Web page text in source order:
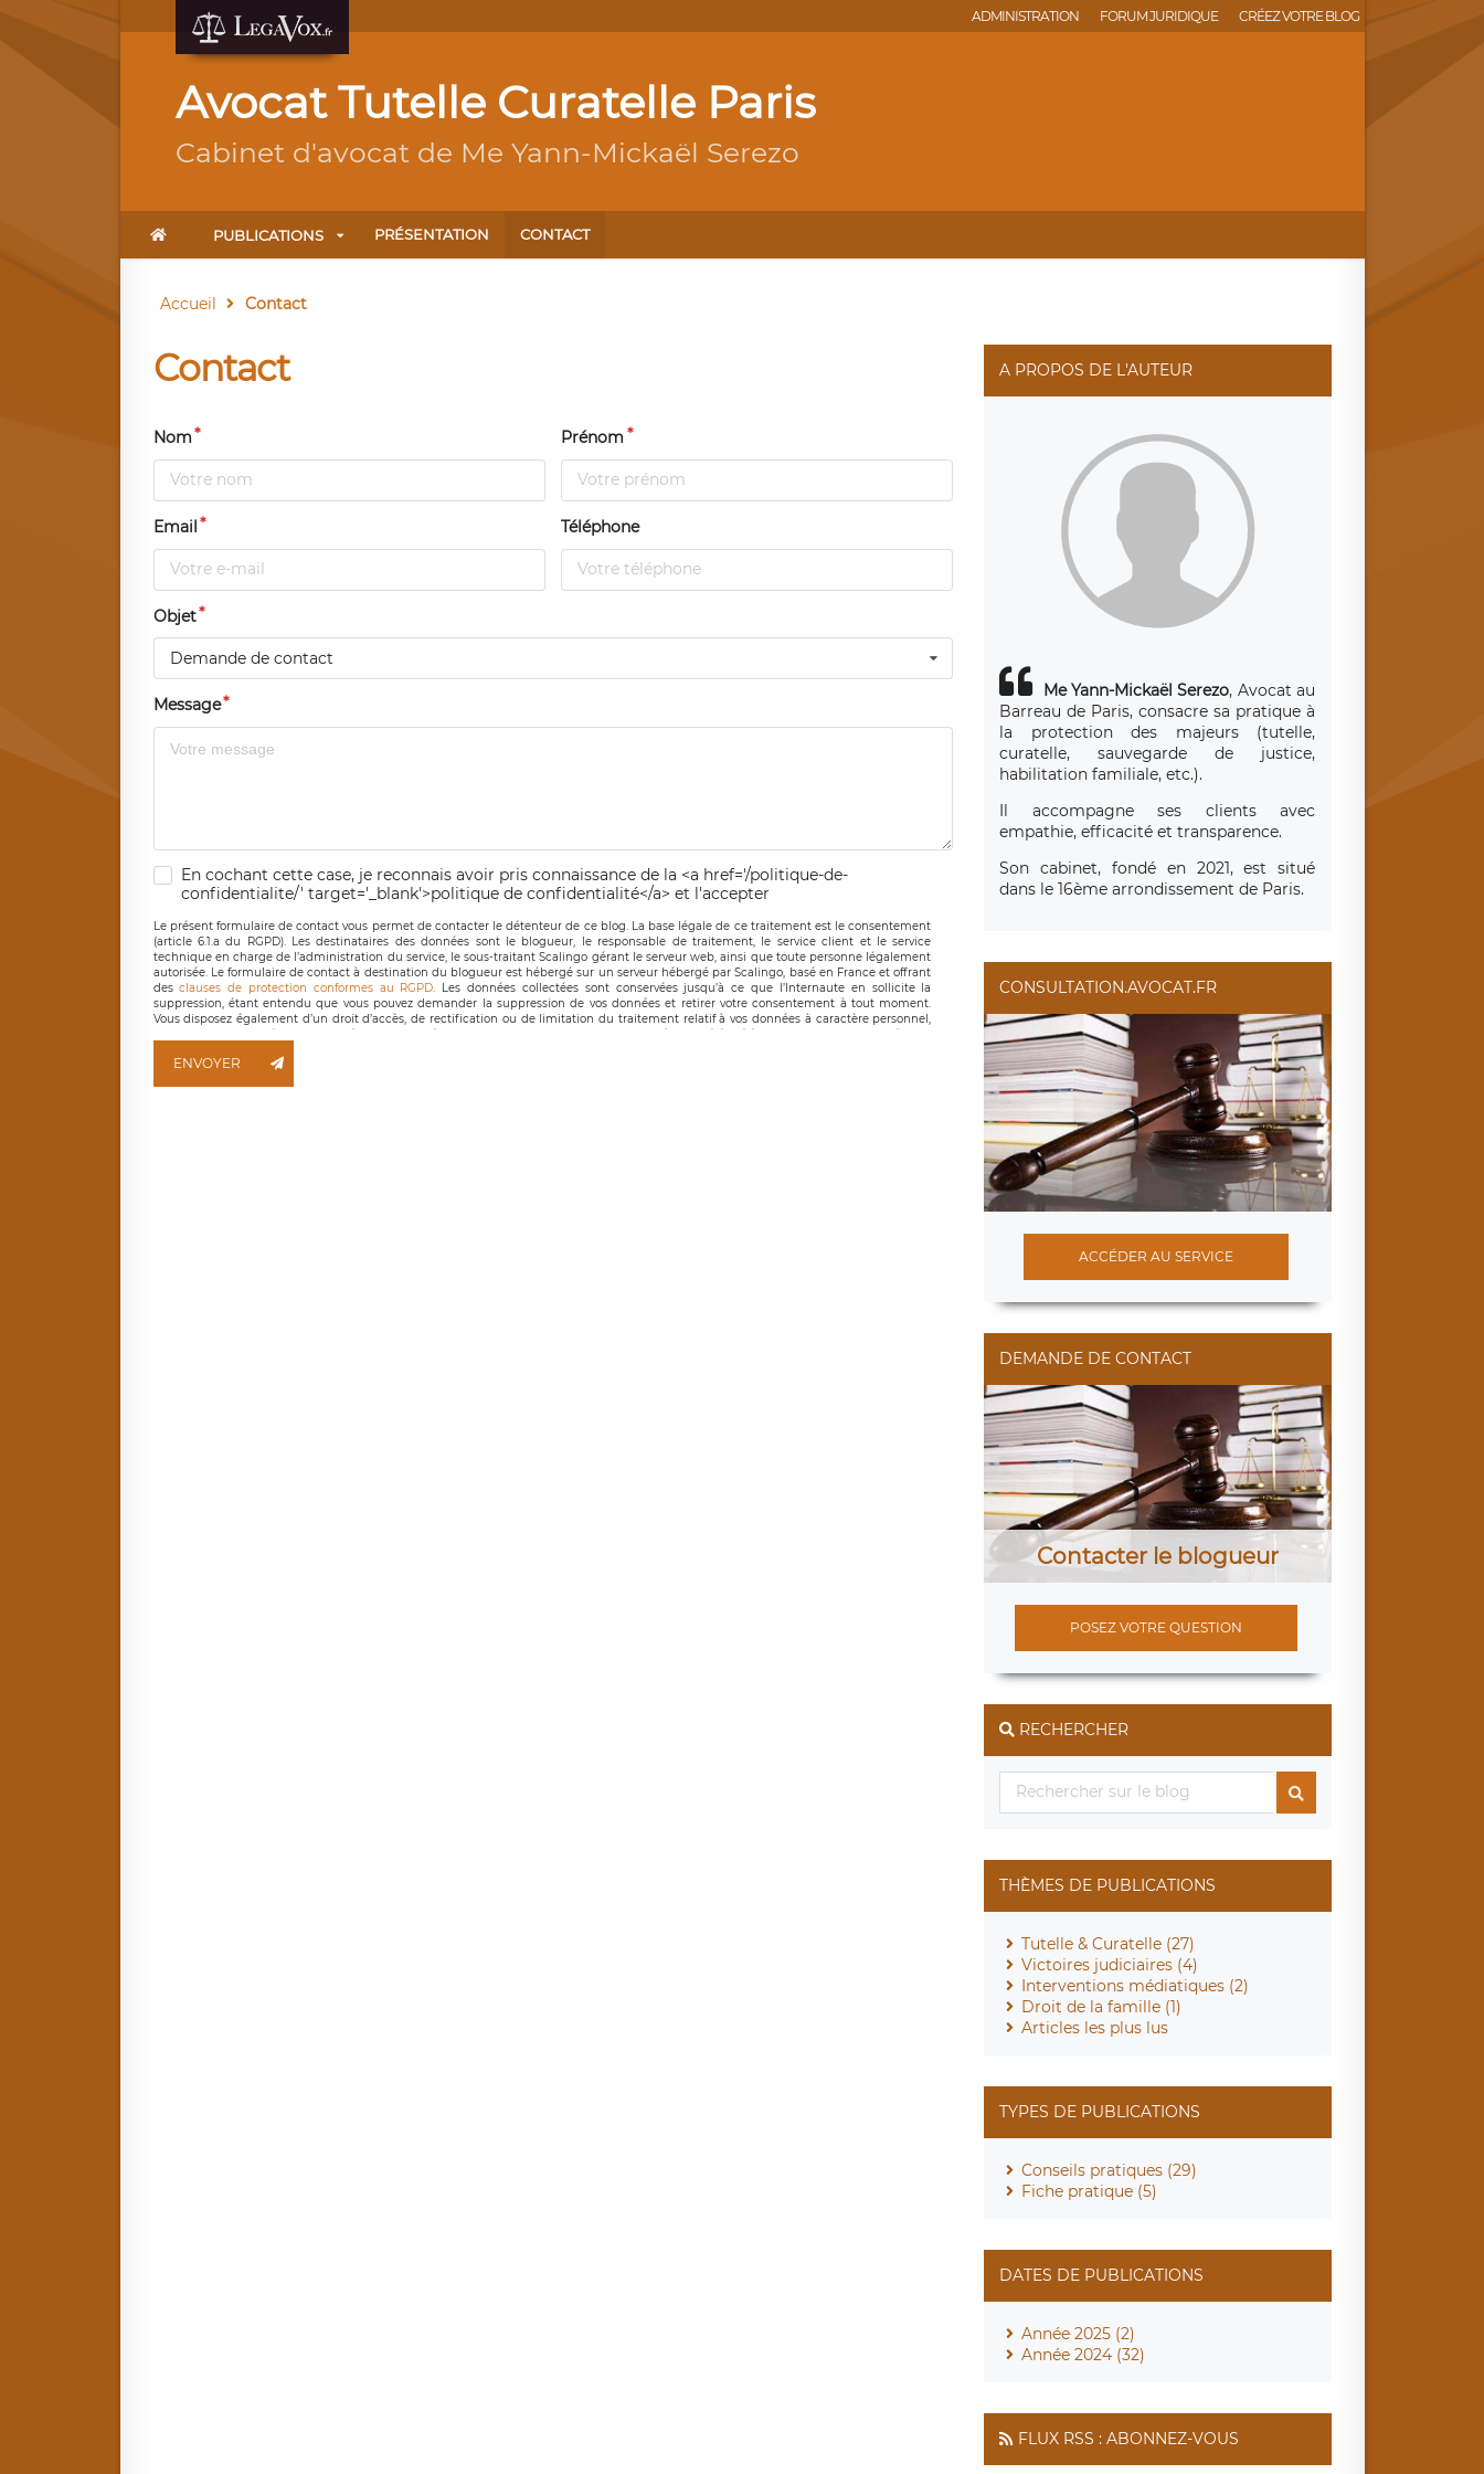
ADMINISTRATION FORUM JURIDIQUE CRÉEZ VOTRE BLOG
Avocat Tutelle Curatelle Paris
Cabinet d'avocat de Me Yann-Mickaël Serezo
PUBLICATIONS PRÉSENTATION CONTACT
Accueil Contact
Contact
Nom Prénom
Email Téléphone
Objet
Demande de contact
Message
En cochant cette case, je reconnais avoir pris connaissance de la <a href='/politique-de-
confidentialite/' target='_blank'>politique de confidentialité</a> et l'accepter
Le présent formulaire de contact vous permet de contacter le détenteur de ce blog. La base légale de ce traitement est le consentement
(article 6.1.a du RGPD). Les destinataires des données sont le blogueur, le responsable de traitement, le service client et le service
technique en charge de l’administration du service, le sous-traitant Scalingo gérant le serveur web, ainsi que toute personne légalement
autorisée. Le formulaire de contact à destination du blogueur est hébergé sur un serveur hébergé par Scalingo, basé en France et offrant
desclauses de protection conformes au RGPD. Les données collectées sont conservées jusqu’à ce que l’Internaute en sollicite la
suppression, étant entendu que vous pouvez demander la suppression de vos données et retirer votre consentement à tout moment.
Vous disposez également d’un droit d’accès, de rectification ou de limitation du traitement relatif à vos données à caractère personnel,
responsable de traitement est la société LÉGAVOX, sis 9 rue Léopold Sédar Senghor, joignable à l’adresse mail :
ENVOYER
A PROPOS DE L'AUTEUR
Me Yann-Mickaël Serezo, Avocat au
Barreau de Paris, consacre sa pratique à
la protection des majeurs (tutelle,
curatelle, sauvegarde de justice,
habilitation familiale, etc.).
Il accompagne ses clients avec
empathie, efficacité et transparence.
Son cabinet, fondé en 2021, est situé
dans le 16ème arrondissement de Paris.
CONSULTATION.AVOCAT.FR
ACCÉDER AU SERVICE
DEMANDE DE CONTACT
Contacter le blogueur
POSEZ VOTRE QUESTION
RECHERCHER
THÈMES DE PUBLICATIONS
Tutelle & Curatelle (27)
Victoires judiciaires (4)
Interventions médiatiques (2)
Droit de la famille (1)
Articles les plus lus
TYPES DE PUBLICATIONS
Conseils pratiques (29)
Fiche pratique (5)
DATES DE PUBLICATIONS
Année 2025 (2)
Année 2024 (32)
FLUX RSS : ABONNEZ-VOUS